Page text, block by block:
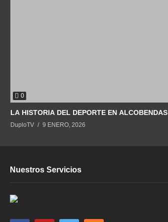
0
LA HISTORIA DEL DEPORTE EN ALCOBENDAS
DuploTV 9 ENERO, 2026
Nuestros Servicios